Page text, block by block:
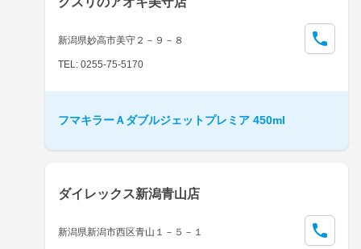
新潟県妙高市美守２－９－８
TEL: 0255-75-5170
フマキラーＡダブルジェットプレミア 450ml
ダイレックス新潟青山店
新潟県新潟市西区青山１－５－１